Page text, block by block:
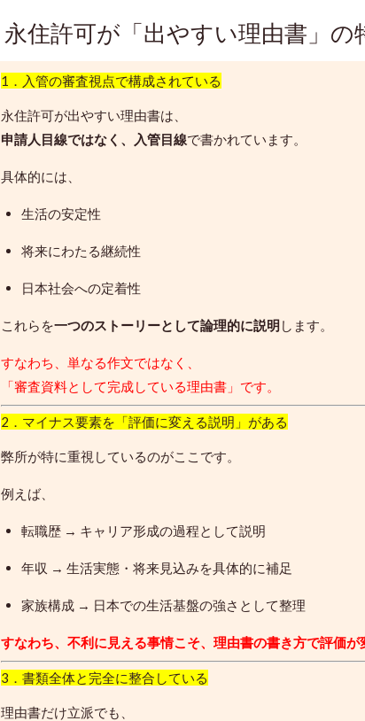
永住許可が「出やすい理由書」の
1．入管の審査視点で構成されている
永住許可が出やすい理由書は、
申請人目線ではなく、入管目線で書かれています。
具体的には、
生活の安定性
将来にわたる継続性
日本社会への定着性
これらを一つのストーリーとして論理的に説明 します。
すなわち、単なる作文ではなく、
「審査資料として完成している理由書」です。
2．マイナス要素を「評価に変える説明」がある
弊所が特に重視しているのがここです。
例えば、
転職歴 → キャリア形成の過程として説明
年収 → 生活実態・将来見込みを具体的に補足
家族構成 → 日本での生活基盤の強さとして整理
すなわち、不利に見える事情こそ、理由書の書き方で評価が
3．書類全体と完全に整合している
理由書だけ立派でも、